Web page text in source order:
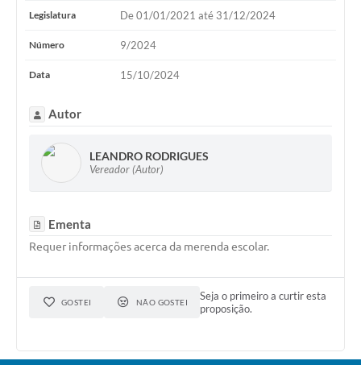
Comissões Permanentes
Legislaturas
Vereadores
Mesa Diretora
Diário Oficial
Galeria de Fotos
Contratos
Legislatura De 01/01/2021 até 31/12/2024
Número 9/2024
Data 15/10/2024
Autor
LEANDRO RODRIGUES
Vereador (Autor)
Ementa
Requer informações acerca da merenda escolar.
GOSTEI NÃO GOSTEI
Seja o primeiro a curtir esta
proposição.